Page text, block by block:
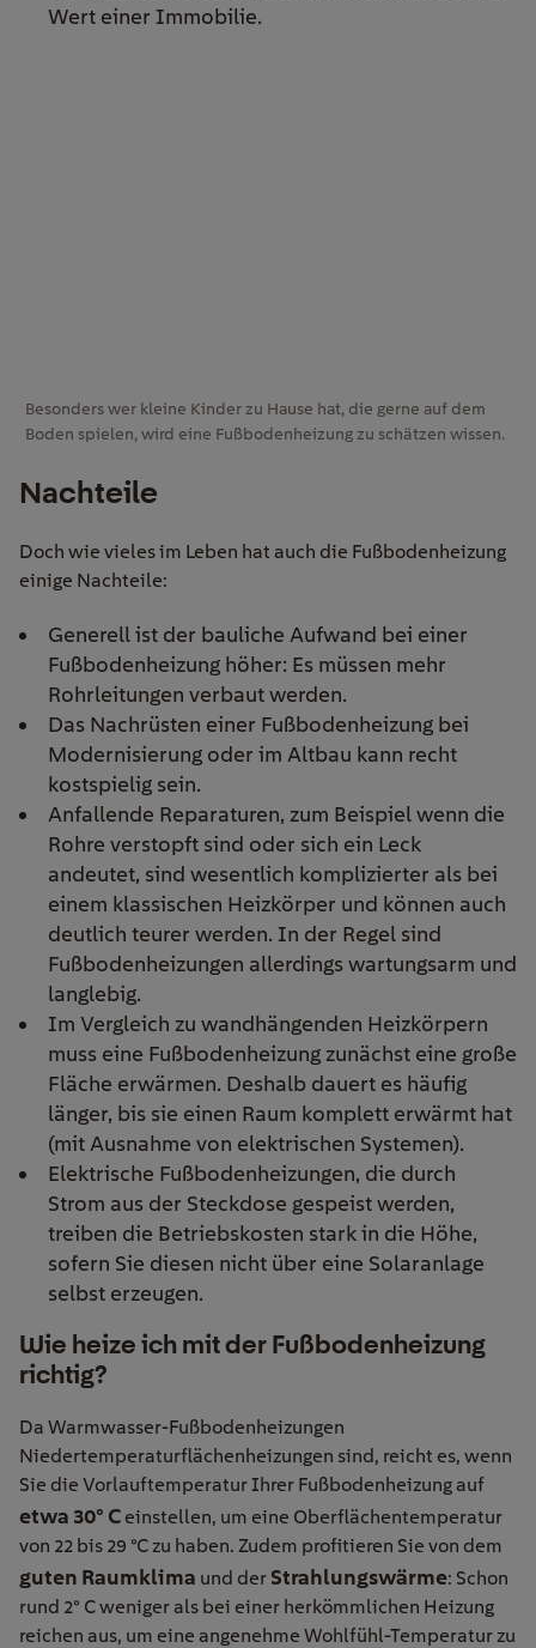
Wert einer Immobilie.
Besonders wer kleine Kinder zu Hause hat, die gerne auf dem
Boden spielen, wird eine Fußbodenheizung zu schätzen wissen.
Nachteile
Doch wie vieles im Leben hat auch die Fußbodenheizung
einige Nachteile:
Generell ist der bauliche Aufwand bei einer
Fußbodenheizung höher: Es müssen mehr
Rohrleitungen verbaut werden.
Das Nachrüsten einer Fußbodenheizung bei
Modernisierung oder im Altbau kann recht
kostspielig sein.
Anfallende Reparaturen, zum Beispiel wenn die
Rohre verstopft sind oder sich ein Leck
andeutet, sind wesentlich komplizierter als bei
einem klassischen Heizkörper und können auch
deutlich teurer werden. In der Regel sind
Fußbodenheizungen allerdings wartungsarm und
langlebig.
Im Vergleich zu wandhängenden Heizkörpern
muss eine Fußbodenheizung zunächst eine große
Fläche erwärmen. Deshalb dauert es häufig
länger, bis sie einen Raum komplett erwärmt hat
(mit Ausnahme von elektrischen Systemen).
Elektrische Fußbodenheizungen, die durch
Strom aus der Steckdose gespeist werden,
treiben die Betriebskosten stark in die Höhe,
sofern Sie diesen nicht über eine Solaranlage
selbst erzeugen.
Wie heize ich mit der Fußbodenheizung
richtig?
Da Warmwasser-Fußbodenheizungen
Niedertemperaturflächenheizungen sind, reicht es, wenn
Sie die Vorlauftemperatur Ihrer Fußbodenheizung auf
etwa 30° C einstellen, um eine Oberflächentemperatur
von 22 bis 29 °C zu haben. Zudem profitieren Sie von dem
guten Raumklima und der Strahlungswärme: Schon
rund 2° C weniger als bei einer herkömmlichen Heizung
reichen aus, um eine angenehme Wohlfühl-Temperatur zu